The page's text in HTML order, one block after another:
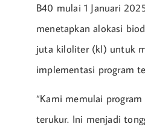
B40 mulai 1 Januari
menetapkan alokasi
juta kiloliter (kl) untuk
implementasi program
“Kami memulai
terukur. Ini menjadi